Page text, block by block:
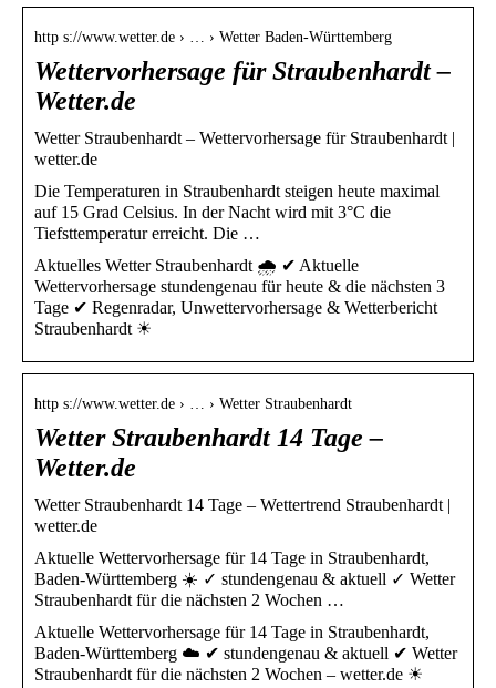
http s://www.wetter.de › … › Wetter Baden-Württemberg
Wettervorhersage für Straubenhardt –
Wetter.de
Wetter Straubenhardt – Wettervorhersage für Straubenhardt |
wetter.de
Die Temperaturen in Straubenhardt steigen heute maximal
auf 15 Grad Celsius. In der Nacht wird mit 3°C die
Tiefsttemperatur erreicht. Die …
Aktuelles Wetter Straubenhardt 🌧️ ✔ Aktuelle
Wettervorhersage stundengenau für heute & die nächsten 3
Tage ✔ Regenradar, Unwettervorhersage & Wetterbericht
Straubenhardt ☀
http s://www.wetter.de › … › Wetter Straubenhardt
Wetter Straubenhardt 14 Tage –
Wetter.de
Wetter Straubenhardt 14 Tage – Wettertrend Straubenhardt |
wetter.de
Aktuelle Wettervorhersage für 14 Tage in Straubenhardt,
Baden-Württemberg ☀️ ✓ stundengenau & aktuell ✓ Wetter
Straubenhardt für die nächsten 2 Wochen …
Aktuelle Wettervorhersage für 14 Tage in Straubenhardt,
Baden-Württemberg ☁️ ✔ stundengenau & aktuell ✔ Wetter
Straubenhardt für die nächsten 2 Wochen – wetter.de ☀